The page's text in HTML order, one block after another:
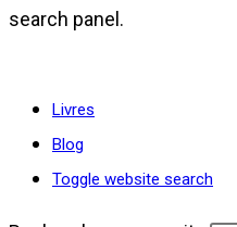
search panel.
Livres
Blog
Toggle website search